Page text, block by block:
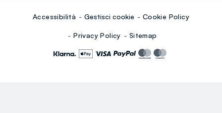
Accessibilità Gestisci cookie Cookie Policy
Privacy Policy Sitemap